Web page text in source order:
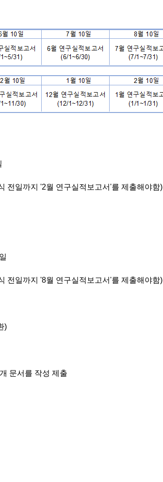
전일까지 '2월 연구실적보고서'를 제출해야함)
전일까지 '8월 연구실적보고서'를 제출해야함)
)
문서를 작성 제출